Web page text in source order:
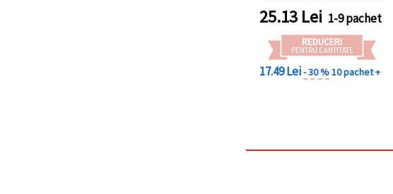
25.13 Lei 1-9 pachet
REDUCERI
PENTRU CANTITATE
17.49 Lei- 30 %10 pachet +